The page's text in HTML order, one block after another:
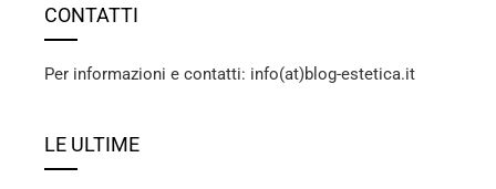
CONTATTI
Per informazioni e contatti: info(at)blog-estetica.it
LE ULTIME